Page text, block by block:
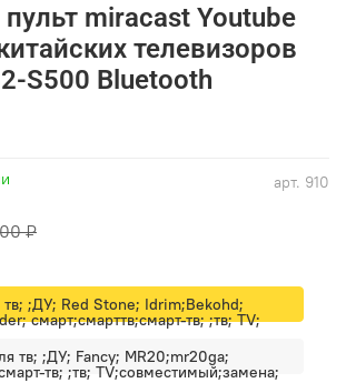
арт. 910
miracast Youtube
телевизоров
S500 Bluetooth
₽
тв; ;ДУ; Red Stone; Idrim;Bekohd;
смарт;смарттв;смарт-тв; ;тв; TV;
тв; ;ДУ; Fancy; MR20;mr20ga;
тв; ;тв; TV;совместимый;замена;